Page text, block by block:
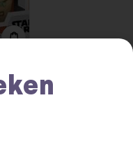
t-